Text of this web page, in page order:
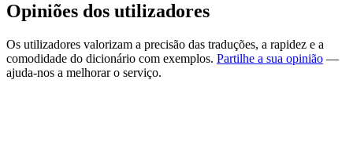
Opiniões dos utilizadores
Os utilizadores valorizam a precisão das traduções, a rapidez e a
comodidade do dicionário com exemplos. Partilhe a sua opinião —
ajuda-nos a melhorar o serviço.